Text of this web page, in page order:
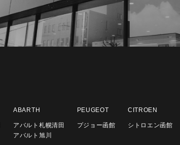
ABARTH
アバルト札幌清田
アバルト旭川
PEUGEOT
プジョー函館
CITROEN
シトロエン函館